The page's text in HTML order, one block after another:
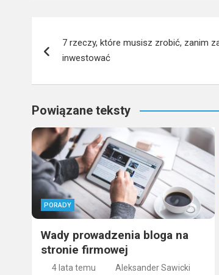
wpisu7 rzeczy, które musisz zrobić, zanim
inwestować
Powiązane teksty
PORADY
Wady prowadzenia bloga na
stronie firmowej
4 lata temu Aleksander Sawicki